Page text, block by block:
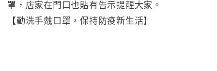
罩，店家在門口也貼有告示提醒大家。
【勤洗手戴口罩，保持防疫新生活】